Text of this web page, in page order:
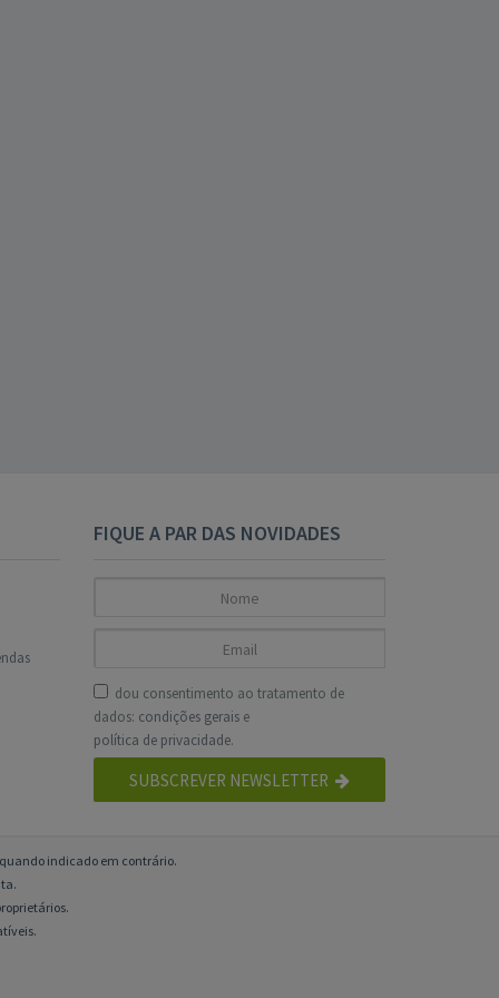
FIQUE A PAR DAS NOVIDADES
dou consentimento ao tratamento de
dados: condições geraise
política de privacidade.
SUBSCREVER NEWSLETTER
indicado em contrário.